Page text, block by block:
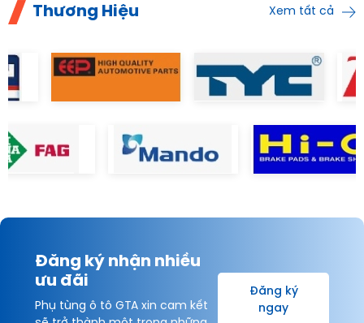
Thương Hiệu Xem tất cả
Đăng ký nhận nhiều
ưu đãi
Phụ tùng ô tô GTA xin cam kết
Đăng ký
ngay